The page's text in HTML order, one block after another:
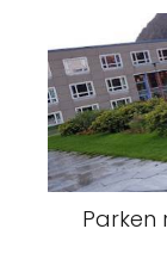
Parken